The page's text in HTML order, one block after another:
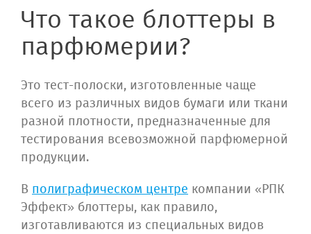
Что такое блоттеры в
парфюмерии?
Это тест-полоски, изготовленные чаще
всего из различных видов бумаги или ткани
разной плотности, предназначенные для
тестирования всевозможной парфюмерной
продукции.
В полиграфическом центре компании «РПК
Эффект» блоттеры, как правило,
изготавливаются из специальных видов